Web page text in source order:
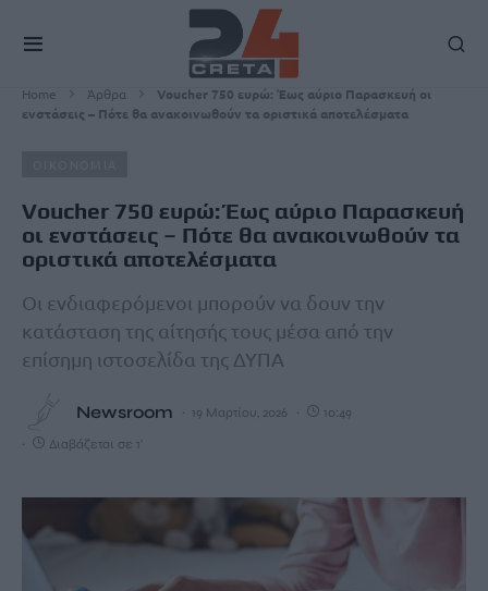
Home Άρθρα
Voucher 750 ευρώ: Έως αύριο Παρασκευή οι
ενστάσεις – Πότε θα ανακοινωθούν τα οριστικά αποτελέσματα
Voucher 750 ευρώ: Έως αύριο Παρασκευή
οι ενστάσεις – Πότε θα ανακοινωθούν τα
οριστικά αποτελέσματα
Οι ενδιαφερόμενοι μπορούν να δουν την
κατάσταση της αίτησής τους μέσα από την
επίσημη ιστοσελίδα της ΔΥΠΑ
Newsroom 19 Μαρτίου, 2026 10:49
Διαβάζεται σε 1'